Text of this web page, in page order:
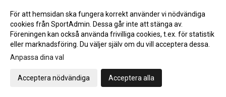
Valborg 2013
Nya medlemsavgifter inom RIK 2013-04-24 09:57
Cookie-inställningarGå till Webbversion
För att hemsidan ska fungera korrekt använder vi nödvändiga
cookies från SportAdmin. Dessa går inte att stänga av.
Föreningen kan också använda frivilliga cookies, t.ex. för statistik
eller marknadsföring. Du väljer själv om du vill acceptera dessa.
Anpassa dina val
Acceptera nödvändiga Acceptera alla